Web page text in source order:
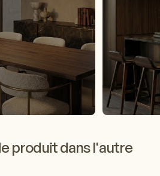
produit dans l'autre